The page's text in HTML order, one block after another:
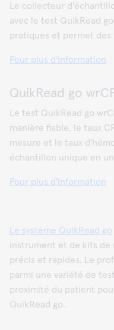
Le collecteur
avec le test QuikRead
pratiques et permet des
Pour plus d'information
QuikRead go
Le test QuikRead go
manière fiable, le taux
mesure et le taux
échantillon unique en
Pour plus d'information
Le système QuikRead go
instrument et de kits de
précis et rapides. Le
parmi une variété de
proximité du patient
QuikRead go.